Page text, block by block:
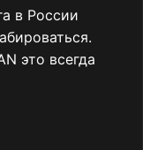
в России
это всегда